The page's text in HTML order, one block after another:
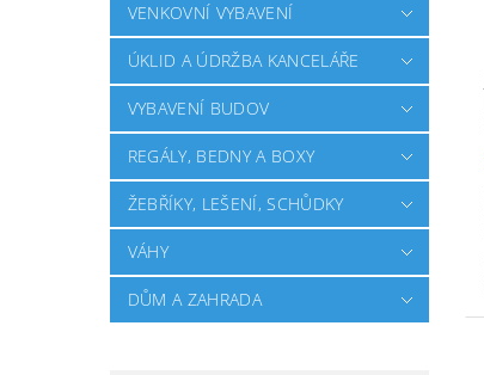
VENKOVNÍ VYBAVENÍ
ÚKLID A ÚDRŽBA KANCELÁŘE
VYBAVENÍ BUDOV
REGÁLY, BEDNY A BOXY
ŽEBŘÍKY, LEŠENÍ, SCHŮDKY
VÁHY
DŮM A ZAHRADA